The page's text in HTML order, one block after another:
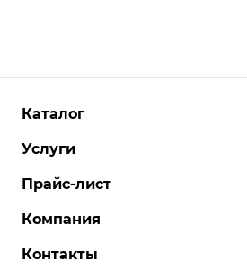
Каталог
Услуги
Прайс-лист
Компания
Контакты